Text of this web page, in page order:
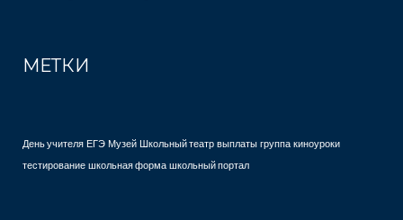
МЕТКИ
День учителя ЕГЭ Музей Школьный театр выплаты группа киноуроки
тестирование школьная форма школьный портал